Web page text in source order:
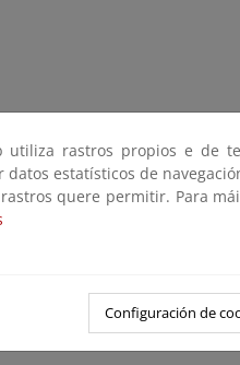
rastros propios e de
estatísticos de
quere permitir. Para
Configuración de